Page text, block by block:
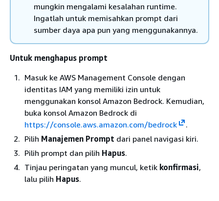
mungkin mengalami kesalahan runtime.
Ingatlah untuk memisahkan prompt dari
sumber daya apa pun yang menggunakannya.
Untuk menghapus prompt
Masuk ke AWS Management Console dengan
identitas IAM yang memiliki izin untuk
menggunakan konsol Amazon Bedrock. Kemudian,
buka konsol Amazon Bedrock di
https://console.aws.amazon.com/bedrock
.
Pilih Manajemen Prompt dari panel navigasi kiri.
Pilih prompt dan pilih Hapus.
Tinjau peringatan yang muncul, ketik konfirmasi,
lalu pilih Hapus.